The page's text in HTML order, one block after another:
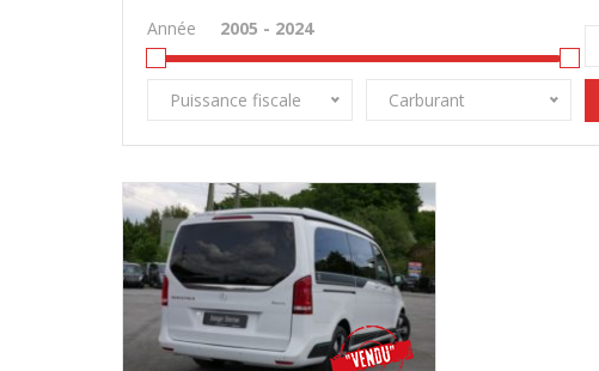
Année
Puissance fiscale Carburant